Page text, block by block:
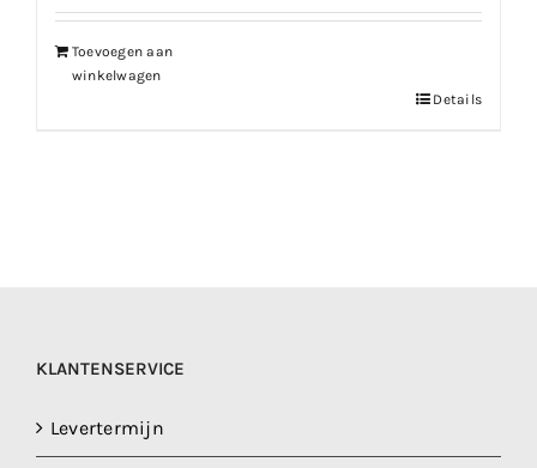
€524.69.€445.98.
Toevoegen aan
winkelwagen
Details
KLANTENSERVICE
Levertermijn